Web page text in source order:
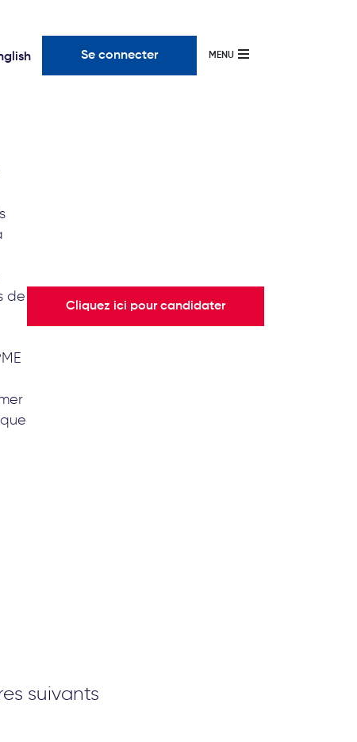
Se connecter MENU
de
Cliquez ici pour candidater
suivants